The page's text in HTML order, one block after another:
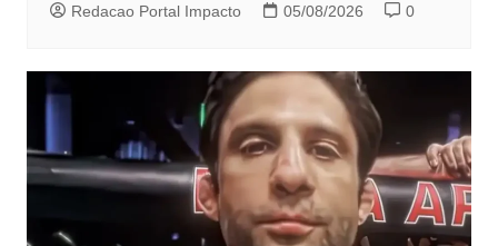
Redacao Portal Impacto 05/08/2026 0